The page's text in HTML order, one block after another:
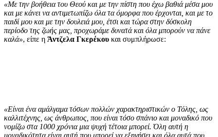
«Με την βοήθεια του Θεού και με την πίστη που έχω βαθιά μέσα μου
και με κάνει να αντιμετωπίζω όλα τα όμορφα που έρχονται, και με το
παιδί μου και με την δουλειά μου, έτσι και τώρα στην δύσκολη
περίοδο της ζωής μας, προχωράμε δυνατά και όλα μπορούν να πάνε
καλά», είπε η Άντζελα Γκερέκου και συμπλήρωσε:
«Είναι ένα αμάλγαμα τόσων πολλών χαρακτηριστικών ο Τόλης, ως
καλλιτέχνης, ως άνθρωπος, που είναι τόσο σπάνιο και μοναδικό που
νομίζω στα 1000 χρόνια μια ψυχή τέτοια μπορεί. Όλη αυτή η